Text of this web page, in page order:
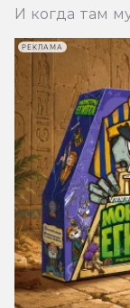
И когда там
РЕКЛАМА